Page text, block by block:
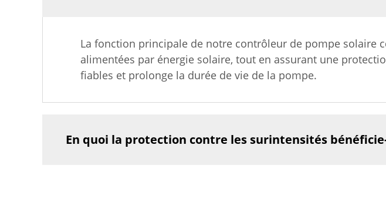
La fonction principale de notre contrôleur de pompe solaire
alimentées par énergie solaire, tout en assurant une
fiables et prolonge la durée de vie de la pompe.
En quoi la protection contre les surintensités